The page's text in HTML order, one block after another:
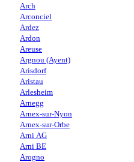
Arch
Arconciel
Ardez
Ardon
Areuse
Argnou (Ayent)
Arisdorf
Aristau
Arlesheim
Arnegg
Arnex-sur-Nyon
Arnex-sur-Orbe
Arni AG
Arni BE
Arogno